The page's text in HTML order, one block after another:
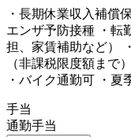
・長期休業収入補償
エンザ予防接種 ・転
担、家賃補助など）
（非課税限度額まで
・バイク通勤可 ・
手当
通勤手当